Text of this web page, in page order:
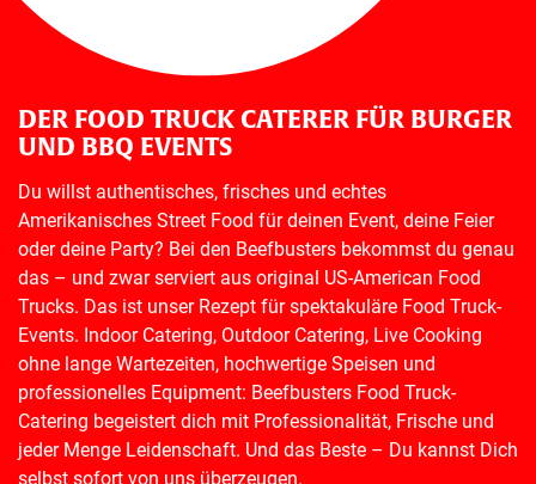
DER FOOD TRUCK CATERER FÜR BURGER
UND BBQ EVENTS
Du willst authentisches, frisches und echtes
Amerikanisches Street Food für deinen Event, deine Feier
oder deine Party? Bei den Beefbusters bekommst du genau
das – und zwar serviert aus original US-American Food
Trucks. Das ist unser Rezept für spektakuläre Food Truck-
Events. Indoor Catering, Outdoor Catering, Live Cooking
ohne lange Wartezeiten, hochwertige Speisen und
professionelles Equipment: Beefbusters Food Truck-
Catering begeistert dich mit Professionalität, Frische und
jeder Menge Leidenschaft. Und das Beste – Du kannst Dich
selbst sofort von uns überzeugen.